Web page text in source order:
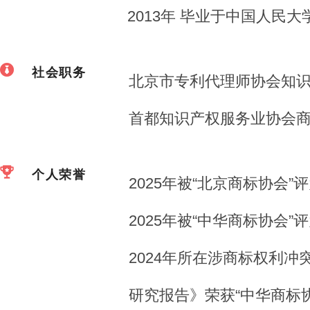
2013年 毕业于中国人民大
社会职务 北京市专利代理师协会知
首都知识产权服务业协会
个人荣誉 2025年被“北京商标协会”
2025年被“中华商标协会”
2024年所在涉商标权利冲
研究报告》荣获“中华商标